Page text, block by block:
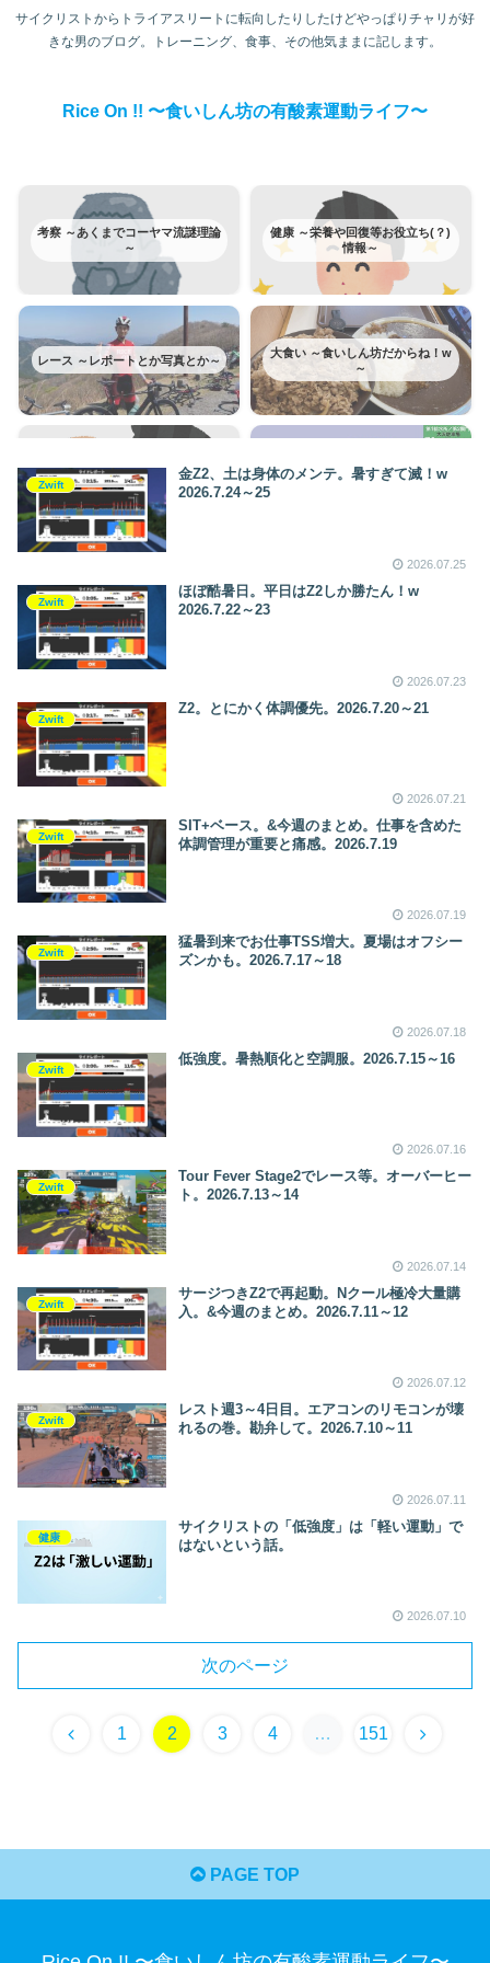
サイクリストからトライアスリートに転向したりしたけどやっぱりチャリが好
きな男のブログ。トレーニング、食事、その他気ままに記します。
Rice On !! 〜食いしん坊の有酸素運動ライフ〜
考察 ～あくまでコーヤマ流謎理論
～
健康 ～栄養や回復等お役立ち(？)
情報～
レース ～レポートとか写真とか～
大食い ～食いしん坊だからね！w
～
トレーニング ～日記みたいなもの
～
富士ヒルクライム ～みんな大好き
富士ヒルはカテゴリー分けてみた
Zwift
金Z2、土は身体のメンテ。暑すぎて滅！w
2026.7.24～25
2026.07.25
Zwift
ほぼ酷暑日。平日はZ2しか勝たん！w
2026.7.22～23
2026.07.23
Zwift
Z2。とにかく体調優先。2026.7.20～21
2026.07.21
Zwift
SIT+ベース。&今週のまとめ。仕事を含めた
体調管理が重要と痛感。2026.7.19
2026.07.19
Zwift
猛暑到来でお仕事TSS増大。夏場はオフシー
ズンかも。2026.7.17～18
2026.07.18
Zwift
低強度。暑熱順化と空調服。2026.7.15～16
2026.07.16
Zwift
Tour Fever Stage2でレース等。オーバーヒー
ト。2026.7.13～14
2026.07.14
Zwift
サージつきZ2で再起動。Nクール極冷大量購
入。&今週のまとめ。2026.7.11～12
2026.07.12
Zwift
レスト週3～4日目。エアコンのリモコンが壊
れるの巻。勘弁して。2026.7.10～11
2026.07.11
健康
サイクリストの「低強度」は「軽い運動」で
はないという話。
2026.07.10
次のページ
1 2 3 4 … 151
PAGE TOP